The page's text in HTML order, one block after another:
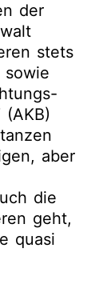
der
stets
sowie
aber
die
geht,
quasi